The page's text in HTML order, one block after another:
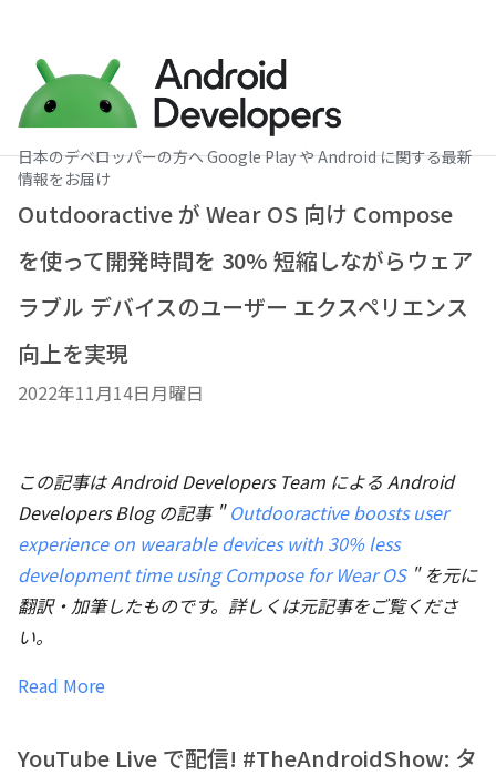
日本のデベロッパーの方へ Google Play や Android に関する最新
情報をお届け
Outdooractive が Wear OS 向け Compose
を使って開発時間を 30% 短縮しながらウェア
ラブル デバイスのユーザー エクスペリエンス
向上を実現
2022年11月14日月曜日
この記事は Android Developers Team による Android
Developers Blog の記事 "Outdooractive boosts user
experience on wearable devices with 30% less
development time using Compose for Wear OS" を元に
翻訳・加筆したものです。詳しくは元記事をご覧くださ
い。
Read More
YouTube Live で配信! #TheAndroidShow: タ